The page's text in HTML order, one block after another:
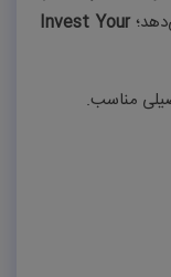
Invest Your
مناسب.